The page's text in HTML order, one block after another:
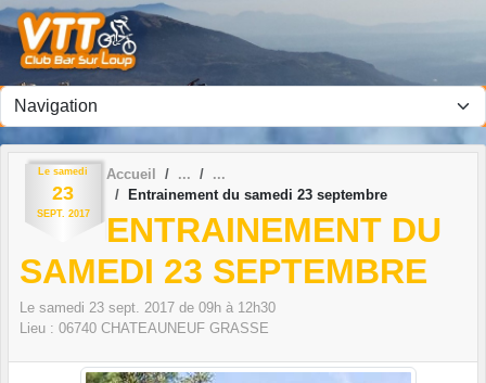
Le samedi
23
SEPT. 2017
Accueil
Entrainement du samedi 23 septembre
ENTRAINEMENT DU
SAMEDI 23 SEPTEMBRE
Le samedi 23 sept. 2017 de 09h à 12h30
Lieu : 06740 CHATEAUNEUF GRASSE
Panneau de gestion des cookies